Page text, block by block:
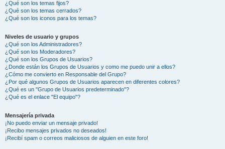
¿Qué son los temas fijos?
¿Qué son los temas cerrados?
¿Qué son los iconos para los temas?
Niveles de usuario y grupos
¿Qué son los Administradores?
¿Qué son los Moderadores?
¿Qué son los Grupos de Usuarios?
¿Donde están los Grupos de Usuarios y como me puedo unir a ellos?
¿Cómo me convierto en Responsable del Grupo?
¿Por qué algunos Grupos de Usuarios aparecen en diferentes colores?
¿Qué es un "Grupo de Usuarios predeterminado"?
¿Qué es el enlace "El equipo"?
Mensajería privada
¡No puedo enviar un mensaje privado!
¡Recibo mensajes privados no deseados!
¡Recibí spam o correos maliciosos de alguien en este foro!